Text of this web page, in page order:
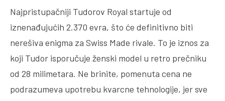
Najpristupačniji Tudorov Royal startuje od
iznenađujućih 2.370 evra, što će definitivno biti
nerešiva enigma za Swiss Made rivale. To je iznos za
koji Tudor isporučuje ženski model u retro prečniku
od 28 milimetara. Ne brinite, pomenuta cena ne
podrazumeva upotrebu kvarcne tehnologije, jer sve